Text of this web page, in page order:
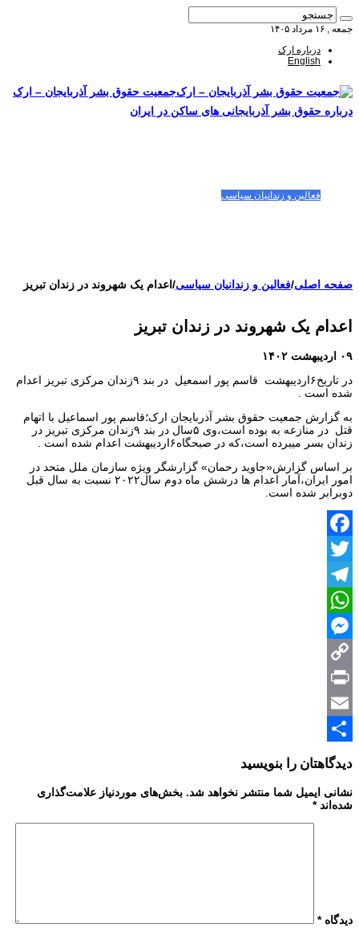
جمعه , ۱۶ مرداد ۱۴۰۵
درباره ارک
English
جمعیت حقوق بشر آذربایجان – ارک
درباره حقوق بشر آذربایجانی های ساکن در ایران
فعالین و زندانیان سیاسی
صفحه اصلی/فعالین و زندانیان سیاسی/ اعدام یک شهروند در زندان تبریز
اعدام یک شهروند در زندان تبریز
۰۹ اردیبهشت ۱۴۰۲
در تاریخ۶اردیبهشت قاسم پور اسمعیل در بند ۹زندان مرکزی تبریز اعدام
شده است .
به گزارش جمعیت حقوق بشر آذربایجان ارک؛قاسم پور اسماعیل با اتهام
قتل در منازعه به بوده است،وی ۵سال در بند ۹زندان مرکزی تبریز در
زندان بسر میبرده است،که در صبحگاه۶اردیبهشت اعدام شده است .
بر اساس گزارش«جاوید رحمان» گزارشگر ویژه سازمان ملل متحد در
امور ایران،آمار اعدام ها درشش ماه دوم سال۲۰۲۲ نسبت به سال قبل
دوبرابر شده است.
Facebook
Twitter
Telegram
WhatsApp
Messenger
Copy
Link
Print
Email
Share
دیدگاهتان را بنویسید
نشانی ایمیل شما منتشر نخواهد شد. بخش‌های موردنیاز علامت‌گذاری
شده‌اند*
دیدگاه*